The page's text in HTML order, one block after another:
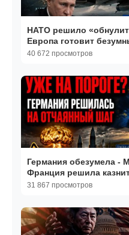
НАТО решило
Европа готовит
40 672 просмотров
Германия обезумела -
Франция решила
31 867 просмотров